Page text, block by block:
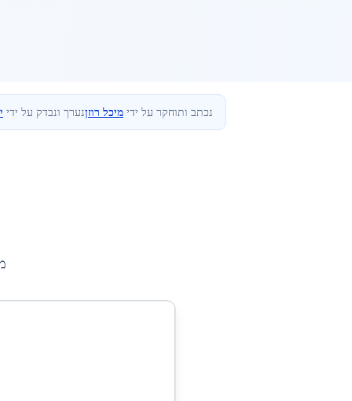
נכתב ותוחקר על ידי מיכל רוזןנערך ונבדק על ידי